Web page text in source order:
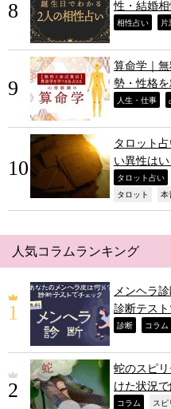
性・結婚
相性占い
算命学｜
勢・性格
人生・仕事
タロット
い異性は
タロット占い
タロット 本
人気コラムランキング
メンヘラ
診断テス
診断 コラム
蛇のスピ
けた状況で
コラム スピ